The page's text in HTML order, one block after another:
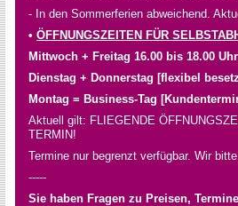
- In den Sommerferien abweichend.
• ÖFFNUNGSZEITEN FÜR
Mittwoch + Freitag 16.00 bis 18.00 Uhr
Dienstag + Donnerstag [flexibel
Montag = Business-Tag
Aktuell gilt: FLIEGENDE
TERMIN!
Termine nur begrenzt verfügbar. Wir
-----
Sie haben Fragen zu Preisen,